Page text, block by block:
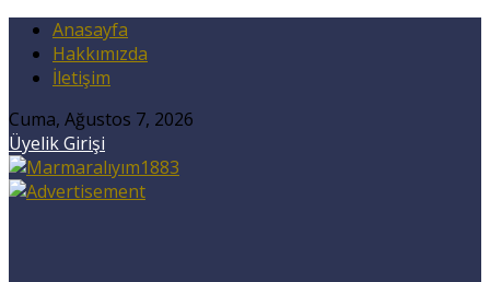
Anasayfa
Hakkımızda
İletişim
Cuma, Ağustos 7, 2026
Üyelik Girişi